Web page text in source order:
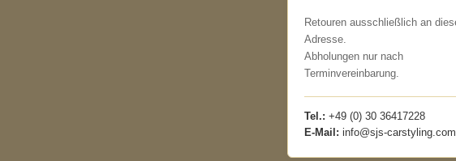
Retouren ausschließlich an
Adresse.
Abholungen nur nach
Terminvereinbarung.
Tel.: +49 (0) 30 36417228
E-Mail: info@sjs-carstyling.com